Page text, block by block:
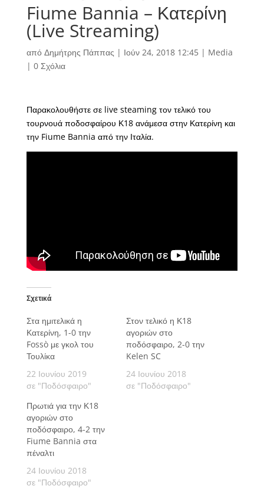
Fiume Bannia – Κατερίνη
(Live Streaming)
από Δημήτρης Πάππας | Ιούν 24, 2018 12:45| Media
| 0 Σχόλια
Παρακολουθήστε σε live steaming τον τελικό του
τουρνουά ποδοσφαίρου Κ18 ανάμεσα στην Κατερίνη και
την Fiume Bannia από την Ιταλία.
Σχετικά
Στα ημιτελικά η
Κατερίνη, 1-0 την
Fossò με γκολ του
Τουλίκα
22 Ιουνίου 2019
σε "Ποδόσφαιρο"
Στον τελικό η Κ18
αγοριών στο
ποδόσφαιρο, 2-0 την
Kelen SC
24 Ιουνίου 2018
σε "Ποδόσφαιρο"
Πρωτιά για την Κ18
αγοριών στο
ποδόσφαιρο, 4-2 την
Fiume Bannia στα
πέναλτι
24 Ιουνίου 2018
σε "Ποδόσφαιρο"